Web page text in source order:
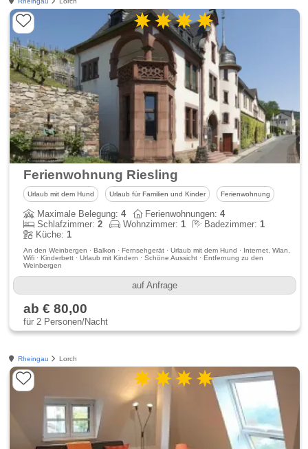
Ferienwohnung Riesling
Urlaub mit dem Hund Urlaub für Familien und Kinder Ferienwohnung
Maximale Belegung:4 Ferienwohnungen:4
Schlafzimmer:2 Wohnzimmer:1 Badezimmer:1
Küche:1
An den Weinbergen · Balkon · Fernsehgerät · Urlaub mit dem Hund · Internet, Wlan,
Wifi · Kinderbett · Urlaub mit Kindern · Schöne Aussicht · Entfernung zu den
Weinbergen
auf Anfrage
ab € 80,00
für 2 Personen/Nacht
Rheingau Lorch